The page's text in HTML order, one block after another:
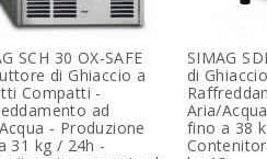
SCH 30 OX-SAFE
di Ghiaccio a
Compatti -
ad
- Produzione
31 kg / 24h -
SIMAG
di
Aria/
fino a 38